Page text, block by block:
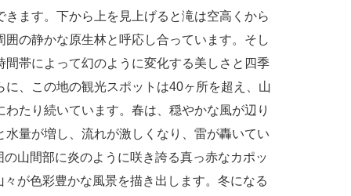
ます。下から上を見上げると滝は空高くから
の静かな原生林と呼応し合っています。そし
帯によって幻のように変化する美しさと四季
、この地の観光スポットは40ヶ所を超え、山
たり続いています。春は、穏やかな風が辺り
量が増し、流れが激しくなり、雷が轟いてい
山間部に炎のように咲き誇る真っ赤なカポッ
が色彩豊かな風景を描き出します。冬になる